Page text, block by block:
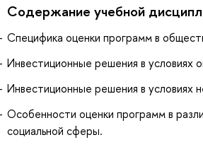
Содержание учебной
Специфика оценки программ в
Инвестиционные решения в условиях
Инвестиционные решения в условиях
Особенности оценки программ в
социальной сферы.